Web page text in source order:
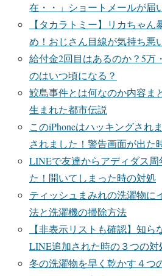
在・・」ショートメールが届
【タカラトミー】リカちゃん
め！おじさん目線が気持ち悪
給付金2回目はあるのか？5万
のはいつ頃になる？
鮫島事件とは何なのか内容ま
生まれた都市伝説
このiPhoneはハッキングされ
されました！警告画面が出た
LINEで友達からアディダス
た！開いてしまった時の対処
ティッシュまみれの洗濯物に
法と洗濯機の掃除方法
【非表示リストも確認】知
LINE追加された時の３つの対
冬の洗濯物を早く乾かす４つ